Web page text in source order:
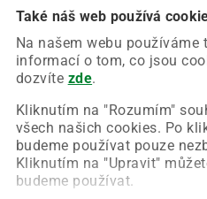
Také náš web používá
Na našem webu používáme
informací o tom, co jsou
dozvíte zde.
Kliknutím na "Rozumím"
všech našich cookies. Po
budeme používat pouze
Kliknutím na "Upravit"
budeme používat.
Chyba nastala na naší
Zkuste prosím znovu
Obnovit stránku